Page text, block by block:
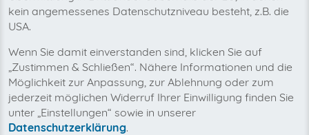
kein angemessenes Datenschutzniveau besteht, z.B. die
USA.
Wenn Sie damit einverstanden sind, klicken Sie auf
„Zustimmen & Schließen“. Nähere Informationen und die
Möglichkeit zur Anpassung, zur Ablehnung oder zum
jederzeit möglichen Widerruf Ihrer Einwilligung finden Sie
unter „Einstellungen“ sowie in unserer
Datenschutzerklärung.